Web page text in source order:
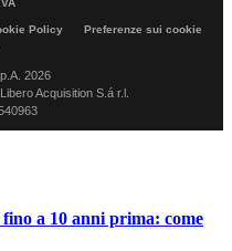
Policy
Preferenze sui cookie
2026
Acquisition S.á r.l.
a 10 anni prima: come